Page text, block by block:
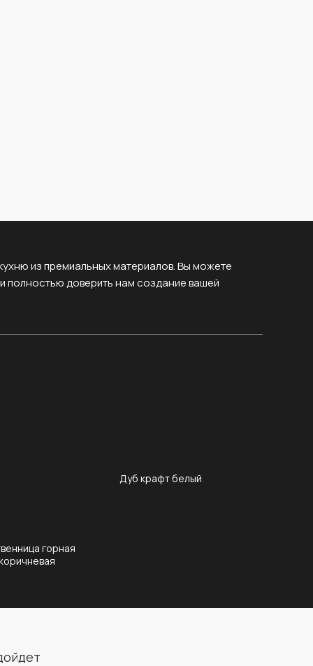
из премиальных материалов. Вы можете
полностью доверить нам создание вашей
горная
Дуб крафт белый